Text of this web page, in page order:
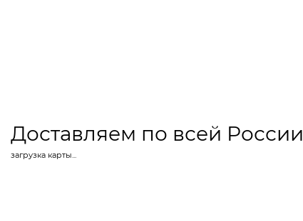
Доставляем по всей России
загрузка карты...